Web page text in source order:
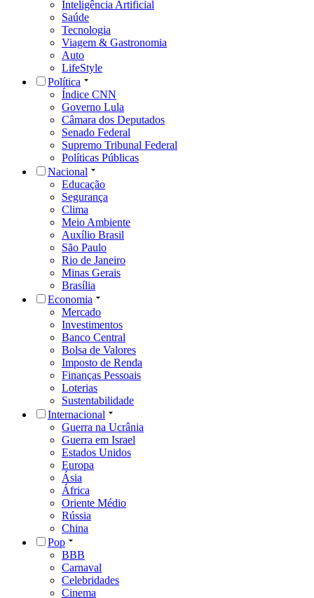
Inteligência Artificial
Saúde
Tecnologia
Viagem & Gastronomia
Auto
LifeStyle
Política
Índice CNN
Governo Lula
Câmara dos Deputados
Senado Federal
Supremo Tribunal Federal
Políticas Públicas
Nacional
Educação
Segurança
Clima
Meio Ambiente
Auxílio Brasil
São Paulo
Rio de Janeiro
Minas Gerais
Brasília
Economia
Mercado
Investimentos
Banco Central
Bolsa de Valores
Imposto de Renda
Finanças Pessoais
Loterias
Sustentabilidade
Internacional
Guerra na Ucrânia
Guerra em Israel
Estados Unidos
Europa
Ásia
África
Oriente Médio
Rússia
China
Pop
BBB
Carnaval
Celebridades
Cinema